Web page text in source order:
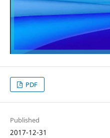
PDF
Published
2017-12-31